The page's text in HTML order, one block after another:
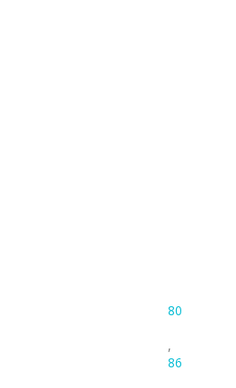
80
,
86